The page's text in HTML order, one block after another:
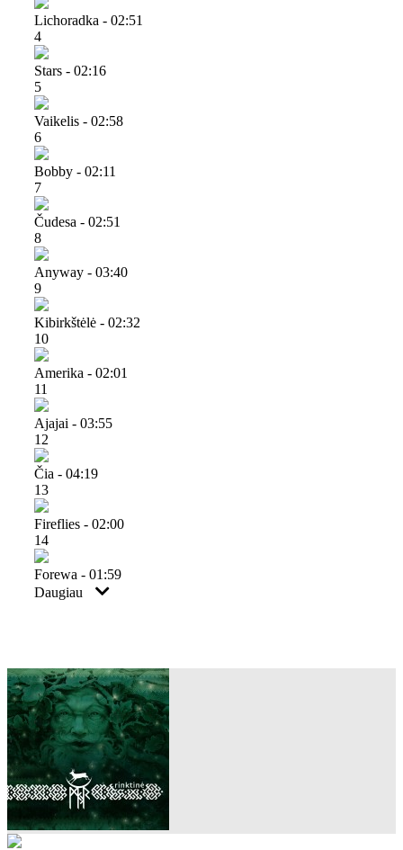
Lichoradka - 02:51
4
Stars - 02:16
5
Vaikelis - 02:58
6
Bobby - 02:11
7
Čudesa - 02:51
8
Anyway - 03:40
9
Kibirkštėlė - 02:32
10
Amerika - 02:01
11
Ajajai - 03:55
12
Čia - 04:19
13
Fireflies - 02:00
14
Forewa - 01:59
Daugiau